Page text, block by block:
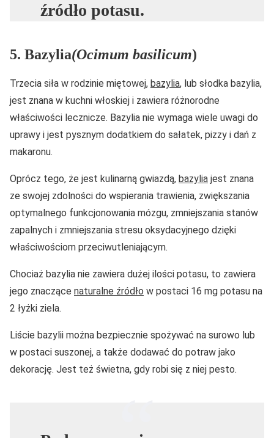
źródło potasu.
5. Bazylia(Ocimum basilicum)
Trzecia siła w rodzinie miętowej, bazylia, lub słodka bazylia,
jest znana w kuchni włoskiej i zawiera różnorodne
właściwości lecznicze. Bazylia nie wymaga wiele uwagi do
uprawy i jest pysznym dodatkiem do sałatek, pizzy i dań z
makaronu.
Oprócz tego, że jest kulinarną gwiazdą, bazylia jest znana
ze swojej zdolności do wspierania trawienia, zwiększania
optymalnego funkcjonowania mózgu, zmniejszania stanów
zapalnych i zmniejszania stresu oksydacyjnego dzięki
właściwościom przeciwutleniającym.
Chociaż bazylia nie zawiera dużej ilości potasu, to zawiera
jego znaczące naturalne źródło w postaci 16 mg potasu na
2 łyżki ziela.
Liście bazylii można bezpiecznie spożywać na surowo lub
w postaci suszonej, a także dodawać do potraw jako
dekorację. Jest też świetna, gdy robi się z niej pesto.